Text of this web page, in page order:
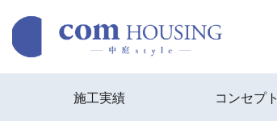
施工実績 コンセプト